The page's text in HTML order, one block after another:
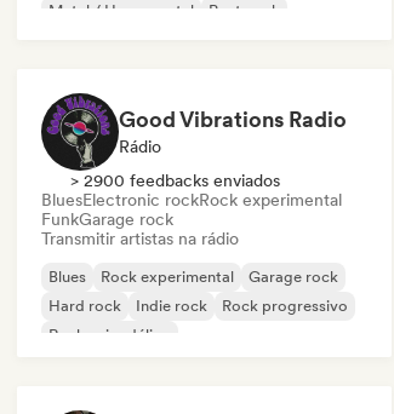
Metal / Heavy metal
Post punk
Good Vibrations Radio
Rádio
> 2900 feedbacks enviados
BluesElectronic rockRock experimental
FunkGarage rock
Transmitir artistas na rádio
Blues Rock experimental
Garage rock
Hard rock
Indie rock
Rock progressivo
Rock psicodélico